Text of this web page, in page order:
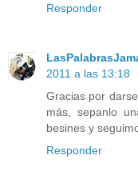
Responder
2011 a las 13:18
Gracias por
más, sepanlo
besines y
Responder